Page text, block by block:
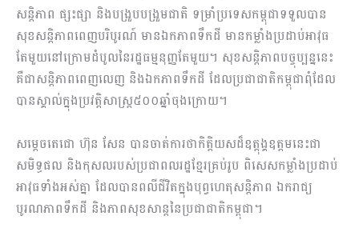
សន្តិភាព ផ្សះផ្សា និងបង្រួបបង្រួមជាតិ ទម្រាំប្រទេសកម្ពុជាទទួលបាន
សុខសន្តិភាពពេញបរិបូរណ៍ មានឯកភាពទឹកដី មានកម្លាំងប្រដាប់អាវុធ
តែមួយនៅក្រោមដំបូលនៃរដ្ឋធម្មនុញ្ញតែមួយ។ សុខសន្តិភាពបច្ចុប្បន្ននេះ
គឺជាសន្តិភាពពេញលេញ និងឯកភាពទឹកដី ដែលប្រជាជាតិកម្ពុជាពុំដែល
បានស្គាល់ក្នុងប្រវត្តិសាស្ត្រ៥០០ឆ្នាំចុងក្រោយ។
សម្ដេចតេជោ ហ៊ុន សែន បានចាត់ការថាកិត្តិយសដ៏ឧត្តុង្គឧត្តមនេះជា
សមិទ្ធផល និងកុសលរបស់ប្រជាពលរដ្ឋខ្មែរគ្រប់រូប ពិសេសកម្លាំងប្រដាប់
អាវុធទាំងអស់គ្នា ដែលបានពលីជីវិតក្នុងបុព្វហេតុសន្តិភាព ឯករាជ្យ
បូរណភាពទឹកដី និងភាពសុខសាន្តនៃប្រជាជាតិកម្ពុជា។